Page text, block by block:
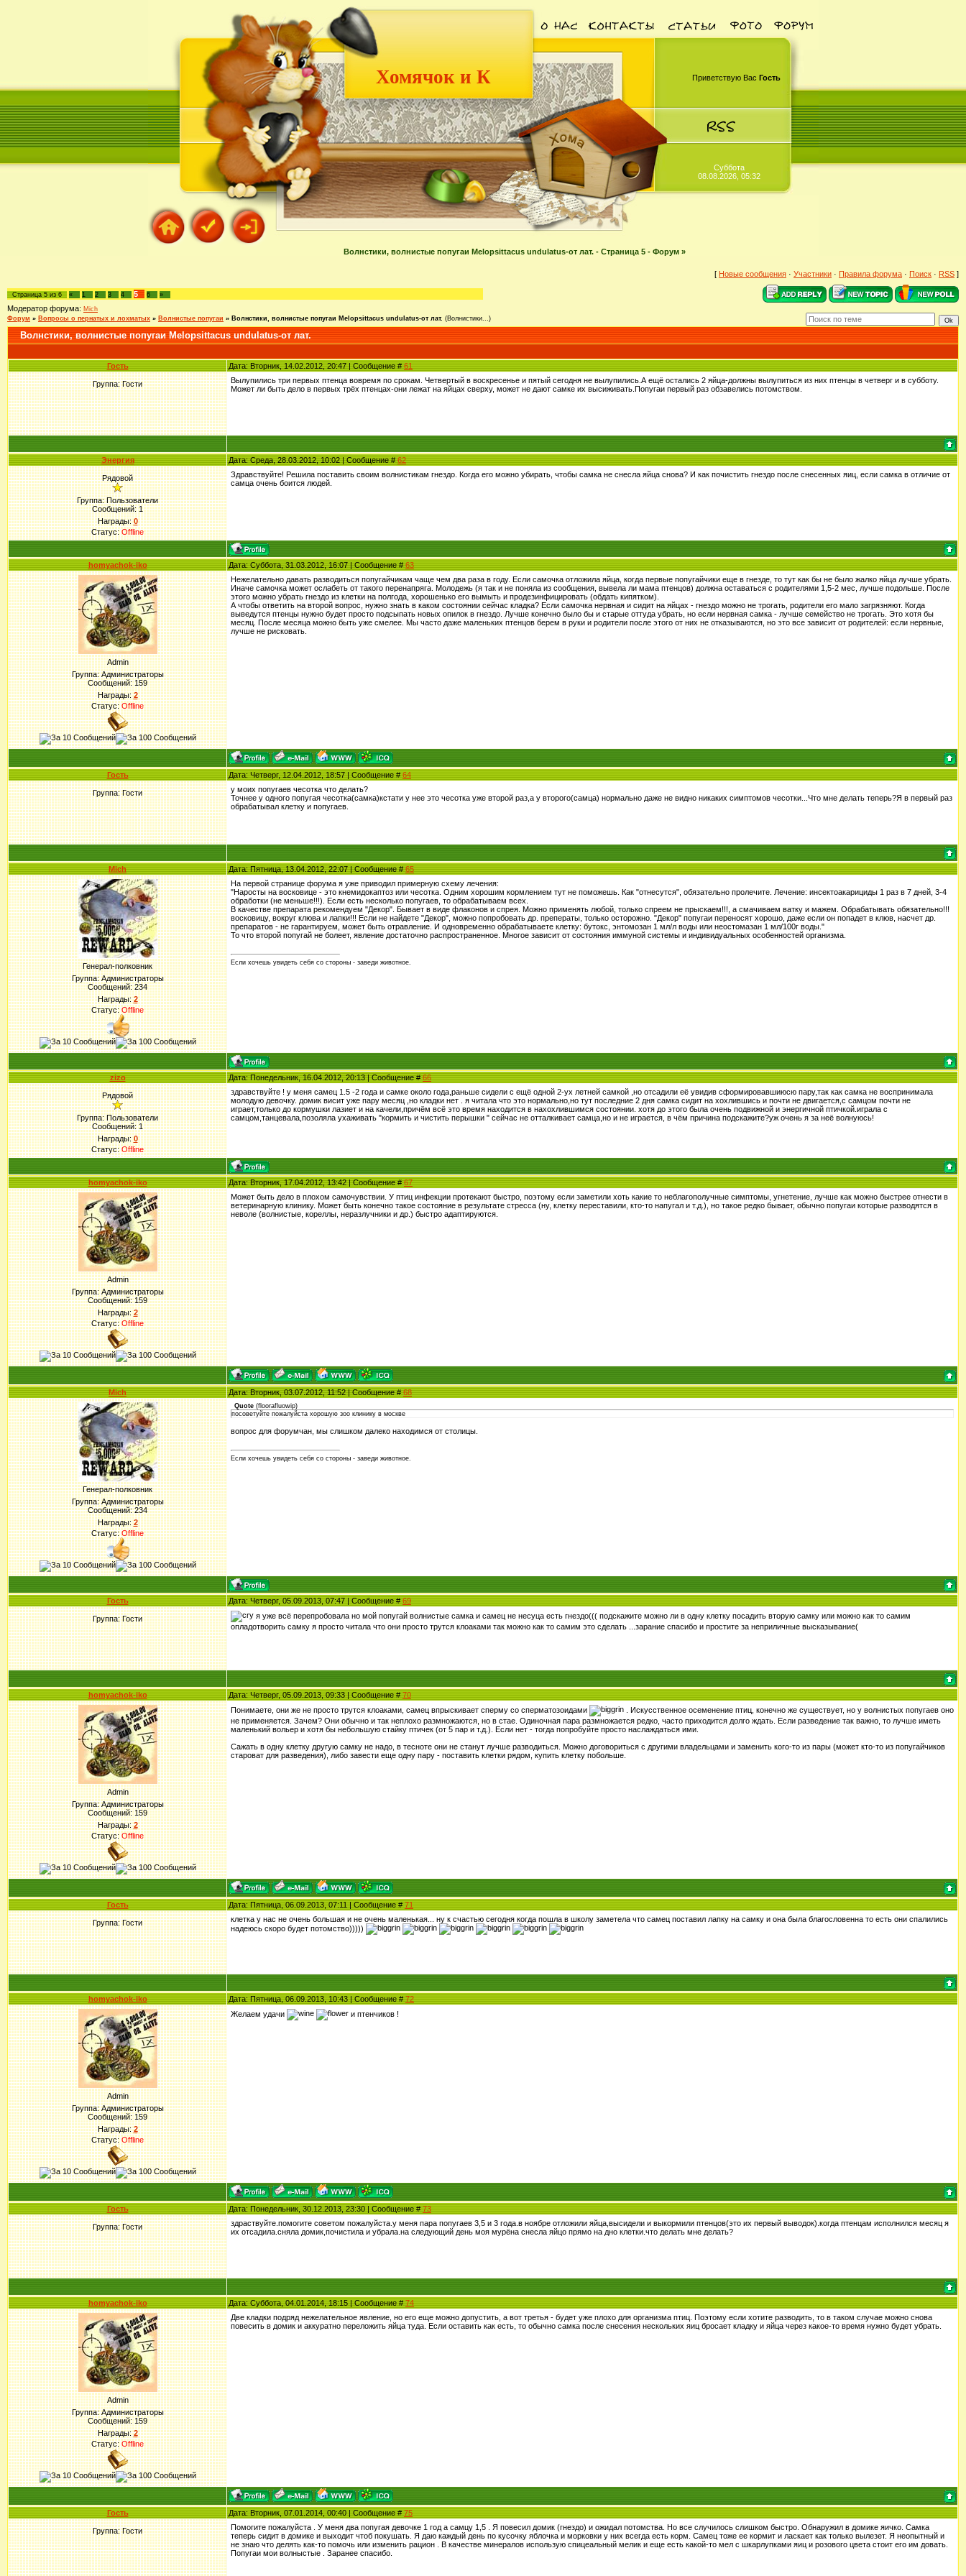
Хомячок и К Приветствую Вас Гость
Суббота
08.08.2026, 05:32
Волнстики, волнистые попугаи Melopsittacus undulatus-от лат. - Страница 5 - Форум »
[ Новые сообщения · Участники · Правила форума · Поиск · RSS ]
Страница5из6 « 1 2 3 4 5 6 »
Модератор форума: Mich
Форум » Вопросы о пернатых и лохматых » Волнистые попугаи » Волнстики, волнистые попугаи Melopsittacus undulatus-от лат. (Волнистики...)
Волнстики, волнистые попугаи Melopsittacus undulatus-от лат.
Гость Дата: Вторник, 14.02.2012, 20:47 | Сообщение # 61
Группа: Гости
Вылупились три первых птенца вовремя по срокам. Четвертый в воскресенье и пятый сегодня не вылупились.А ещё остались 2 яйца-должны вылупиться из них птенцы в четверг и в субботу.
Может ли быть дело в первых трёх птенцах-они лежат на яйцах сверху, может не дают самке их высиживать.Попугаи первый раз обзавелись потомством.
Энергия Дата: Среда, 28.03.2012, 10:02 | Сообщение #62
Рядовой
Группа: Пользователи
Сообщений:1
Награды:0
Статус:Offline
Здравствуйте! Решила поставить своим волнистикам гнездо. Когда его можно убирать, чтобы самка не снесла яйца снова? И как почистить гнездо после снесенных яиц, если самка в отличие от
самца очень боится людей.
homyachok-iko Дата: Суббота, 31.03.2012, 16:07 | Сообщение #63
Admin
Группа: Администраторы
Сообщений:159
Награды:2
Статус:Offline
Нежелательно давать разводиться попугайчикам чаще чем два раза в году. Если самочка отложила яйца, когда первые попугайчики еще в гнезде, то тут как бы не было жалко яйца лучше убрать.
Иначе самочка может ослабеть от такого перенапряга. Молодежь (я так и не поняла из сообщения, вывела ли мама птенцов) должна оставаться с родителями 1,5-2 мес, лучше подольше. После
этого можно убрать гнездо из клетки на полгода, хорошенько его вымыть и продезинфицировать (обдать кипятком).
А чтобы ответить на второй вопрос, нужно знать в каком состоянии сейчас кладка? Если самочка нервная и сидит на яйцах - гнездо можно не трогать, родители его мало загрязняют. Когда
выведутся птенцы нужно будет просто подсыпать новых опилок в гнездо. Лучше конечно было бы и старые оттуда убрать, но если нервная самка - лучше семейство не трогать. Это хотя бы
месяц. После месяца можно быть уже смелее. Мы часто даже маленьких птенцов берем в руки и родители после этого от них не отказываются, но это все зависит от родителей: если нервные,
лучше не рисковать.
Гость Дата: Четверг, 12.04.2012, 18:57 | Сообщение #64
Группа: Гости
у моих попугаев чесотка что делать?
Точнее у одного попугая чесотка(самка)кстати у нее это чесотка уже второй раз,а у второго(самца) нормально даже не видно никаких симптомов чесотки...Что мне делать теперь?Я в первый раз
обрабатывал клетку и попугаев.
Mich Дата: Пятница, 13.04.2012, 22:07 | Сообщение #65
Генерал-полковник
Группа: Администраторы
Сообщений:234
Награды:2
Статус:Offline
На первой странице форума я уже приводил примерную схему лечения:
"Наросты на восковице - это кнемидокаптоз или чесотка. Одним хорошим кормлением тут не поможешь. Как "отнесутся", обязательно пролечите. Лечение: инсектоакарициды 1 раз в 7 дней, 3-4
обработки (не меньше!!!). Если есть несколько попугаев, то обрабатываем всех.
В качестве препарата рекомендуем "Декор". Бывает в виде флаконов и спрея. Можно применять любой, только спреем не прыскаем!!!, а смачиваем ватку и мажем. Обрабатывать обязательно!!!
восковицу, вокруг клюва и лапки!!! Если не найдете "Декор", можно попробовать др. преператы, только осторожно. "Декор" попугаи переносят хорошо, даже если он попадет в клюв, насчет др.
препаратов - не гарантируем, может быть отравление. И одновременно обрабатываете клетку: бутокс, энтомозан 1 мл/л воды или неостомазан 1 мл/100г воды."
То что второй попугай не болеет, явление достаточно распространенное. Многое зависит от состояния иммуной системы и индивидуальных особенностей организма.
Если хочешь увидеть себя со стороны - заведи животное.
zizo Дата: Понедельник, 16.04.2012, 20:13 | Сообщение #66
Рядовой
Группа: Пользователи
Сообщений:1
Награды:0
Статус:Offline
здравствуйте ! у меня самец 1.5 -2 года и самке около года,раньше сидели с ещё одной 2-ух летней самкой ,но отсадили её увидив сформировавшиюсю пару,так как самка не воспринимала
молодую девочку. домик висит уже пару месяц ,но кладки нет . я читала что это нормально,но тут последние 2 дня самка сидит на хохлившись и почти не двигается,с самцом почти не
играет,только до кормушки лазиет и на качели,причём всё это время находится в нахохлившимся состоянии. хотя до этого была очень подвижной и энергичной птичкой.играла с
самцом,танцевала,позоляла ухаживать "кормить и чистить перышки " сейчас не отталкивает самца,но и не играется, в чём причина подскажите?уж очень я за неё волнуюсь!
homyachok-iko Дата: Вторник, 17.04.2012, 13:42 | Сообщение #67
Admin
Группа: Администраторы
Сообщений:159
Награды:2
Статус:Offline
Может быть дело в плохом самочувствии. У птиц инфекции протекают быстро, поэтому если заметили хоть какие то неблагополучные симптомы, угнетение, лучше как можно быстрее отнести в
ветеринарную клинику. Может быть конечно такое состояние в результате стресса (ну, клетку переставили, кто-то напугал и т.д.), но такое редко бывает, обычно попугаи которые разводятся в
неволе (волнистые, кореллы, неразлучники и др.) быстро адаптируются.
Mich Дата: Вторник, 03.07.2012, 11:52 | Сообщение #68
Генерал-полковник
Группа: Администраторы
Сообщений:234
Награды:2
Статус:Offline
Quote (floorafluowip)
посоветуйте пожалуйста хорошую зоо клинику в москве
вопрос для форумчан, мы слишком далеко находимся от столицы.
Если хочешь увидеть себя со стороны - заведи животное.
Гость Дата: Четверг, 05.09.2013, 07:47 | Сообщение #69
Группа: Гости
я уже всё перепробовала но мой попугай волнистые самка и самец не несуца есть гнездо((( подскажите можно ли в одну клетку посадить вторую самку или можно как то самим
опладотворить самку я просто читала что они просто трутся клоаками так можно как то самим это сделать ...зарание спасибо и простите за неприличные высказывание(
homyachok-iko Дата: Четверг, 05.09.2013, 09:33 | Сообщение #70
Admin
Группа: Администраторы
Сообщений:159
Награды:2
Статус:Offline
Понимаете, они же не просто трутся клоаками, самец впрыскивает сперму со сперматозоидами
. Искусственное осеменение птиц, конечно же существует, но у волнистых попугаев оно
не применяется. Зачем? Они обычно и так неплохо размножаются, но в стае. Одиночная пара размножается редко, часто приходится долго ждать. Если разведение так важно, то лучше иметь
маленький вольер и хотя бы небольшую стайку птичек (от 5 пар и т.д.). Если нет - тогда попробуйте просто наслаждаться ими.
Сажать в одну клетку другую самку не надо, в тесноте они не станут лучше разводиться. Можно договориться с другими владельцами и заменить кого-то из пары (может кто-то из попугайчиков
староват для разведения), либо завести еще одну пару - поставить клетки рядом, купить клетку побольше.
Гость Дата: Пятница, 06.09.2013, 07:11 | Сообщение #71
Группа: Гости
клетка у нас не очень большая и не очень маленькая... ну к счастью сегодня когда пошла в школу заметела что самец поставил лапку на самку и она была благословенна то есть они спалились
надеюсь скоро будет потомство)))))
homyachok-iko Дата: Пятница, 06.09.2013, 10:43 | Сообщение #72
Admin
Группа: Администраторы
Сообщений:159
Награды:2
Статус:Offline
Желаем удачи и птенчиков !
Гость Дата: Понедельник, 30.12.2013, 23:30 | Сообщение #73
Группа: Гости
здраствуйте.помогите советом пожалуйста.у меня пара попугаев 3,5 и 3 года.в ноябре отложили яйца,высидели и выкормили птенцов(это их первый выводок).когда птенцам исполнился месяц я
их отсадила.сняла домик,почистила и убрала.на следующий день моя мурёна снесла яйцо прямо на дно клетки.что делать мне делать?
homyachok-iko Дата: Суббота, 04.01.2014, 18:15 | Сообщение #74
Admin
Группа: Администраторы
Сообщений:159
Награды:2
Статус:Offline
Две кладки подряд нежелательное явление, но его еще можно допустить, а вот третья - будет уже плохо для организма птиц. Поэтому если хотите разводить, то в таком случае можно снова
повесить в домик и аккуратно переложить яйца туда. Если оставить как есть, то обычно самка после снесения нескольких яиц бросает кладку и яйца через какое-то время нужно будет убрать.
Гость Дата: Вторник, 07.01.2014, 00:40 | Сообщение #75
Группа: Гости
Помогите пожалуйста . У меня два попугая девочке 1 год а самцу 1,5 . Я повесил домик (гнездо) и ожидал потомства. Но все случилось слишком быстро. Обнаружил в домике яичко. Самка
теперь сидит в домике и выходит чтоб покушать. Я даю каждый день по кусочку яблочка и морковки у них всегда есть корм. Самец тоже ее кормит и ласкает как только вылезет. Я неопытный и
не знаю что делять как-то помочь или изменить рацион . В качестве минералов использую спицеальный мелик и еще есть какой-то мел с шкарлупками яиц и розового цвета стоит его им довать.
Попугаи мои волныстые . Заранее спасибо.